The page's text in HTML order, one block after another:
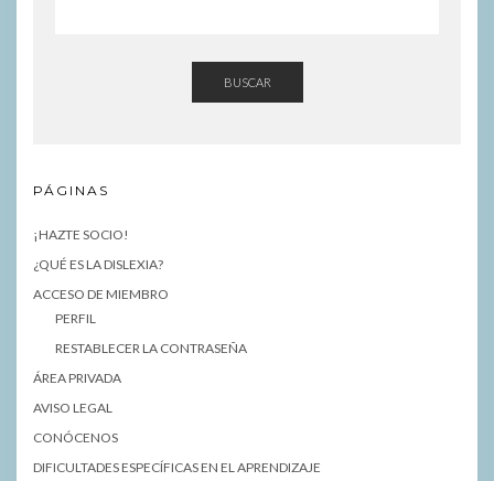
BUSCAR
PÁGINAS
¡HAZTE SOCIO!
¿QUÉ ES LA DISLEXIA?
ACCESO DE MIEMBRO
PERFIL
RESTABLECER LA CONTRASEÑA
ÁREA PRIVADA
AVISO LEGAL
CONÓCENOS
DIFICULTADES ESPECÍFICAS EN EL APRENDIZAJE